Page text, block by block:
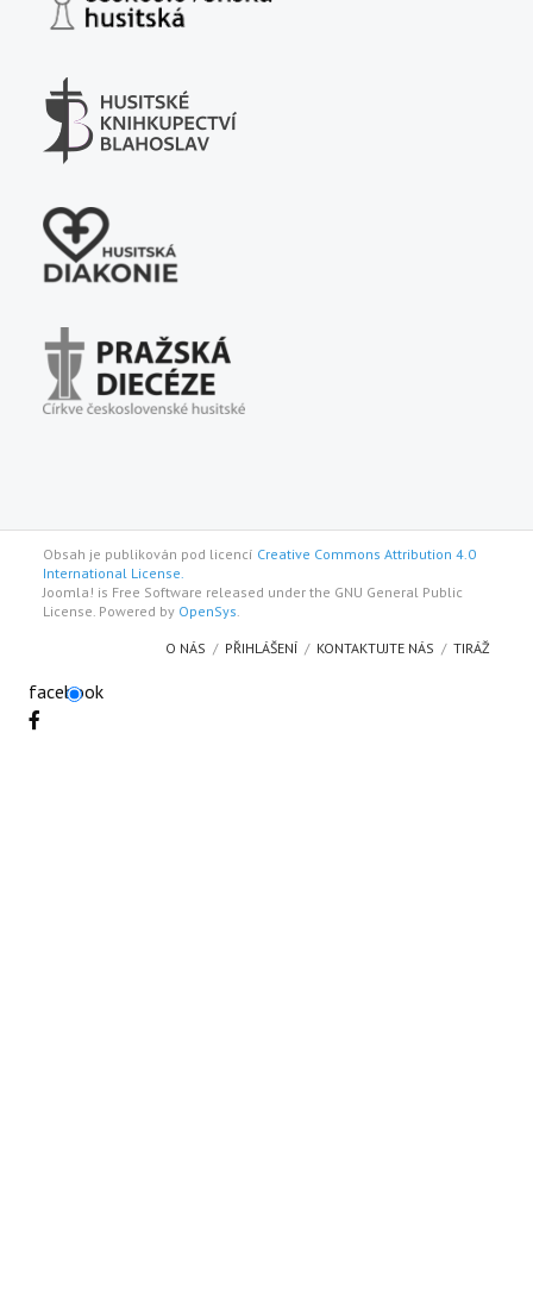
Obsah je publikován pod licencí Creative Commons Attribution 4.0
International License.
Joomla! is Free Software released under the GNU General Public
License. Powered by OpenSys
O NÁS PŘIHLÁŠENÍ KONTAKTUJTE NÁS TIRÁŽ
facebook